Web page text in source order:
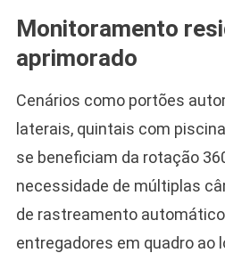
Monitoramento
aprimorado
Cenários como portões
laterais, quintais com
se beneficiam da rotação
necessidade de múltiplas
de rastreamento
entregadores em quadro ao